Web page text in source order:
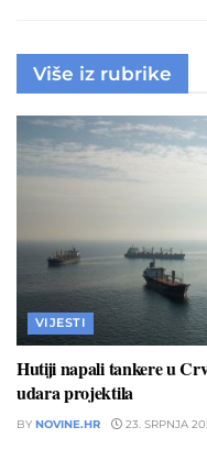
Više iz rubrike
VIJESTI
Hutiji napali tankere u
udara projektila
BY NOVINE.HR 23. SRPNJA